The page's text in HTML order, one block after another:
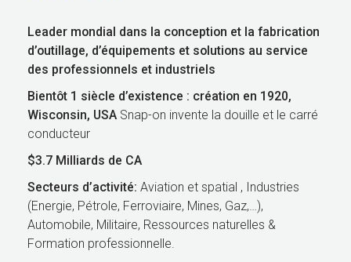
Leader mondial dans la conception et la fabrication
d’outillage, d’équipements et solutions au service
des professionnels et industriels
Bientôt 1 siècle d’existence : création en 1920,
Wisconsin, USA Snap-on invente la douille et le carré
conducteur
$3.7 Milliards de CA
Secteurs d’activité: Aviation et spatial , Industries
(Energie, Pétrole, Ferroviaire, Mines, Gaz,…),
Automobile, Militaire, Ressources naturelles &
Formation professionnelle.